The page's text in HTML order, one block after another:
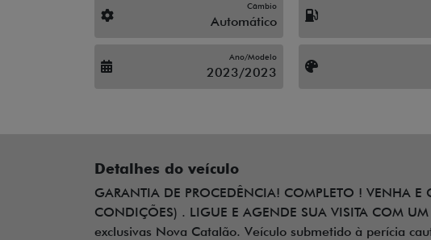
Câmbio
Automático
Ano/Modelo
2023/2023
Detalhes do veículo
GARANTIA DE PROCEDÊNCIA! COMPLETO ! VENHA E
CONDIÇÕES) . LIGUE E AGENDE SUA VISITA COM
exclusivas Nova Catalão. Veículo submetido à perícia